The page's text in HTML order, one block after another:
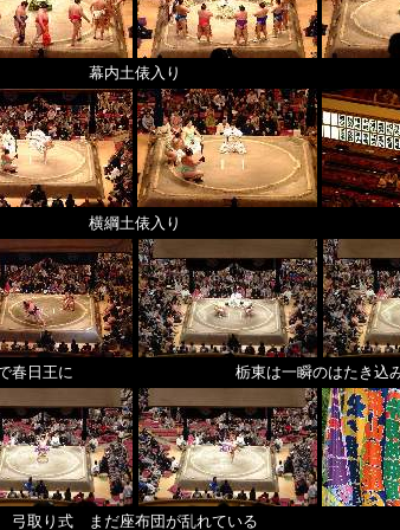
幕内土俵入り
横綱土俵入り
春日王に 栃東は一瞬のはたき込
弓取り式 まだ座布団が乱れている